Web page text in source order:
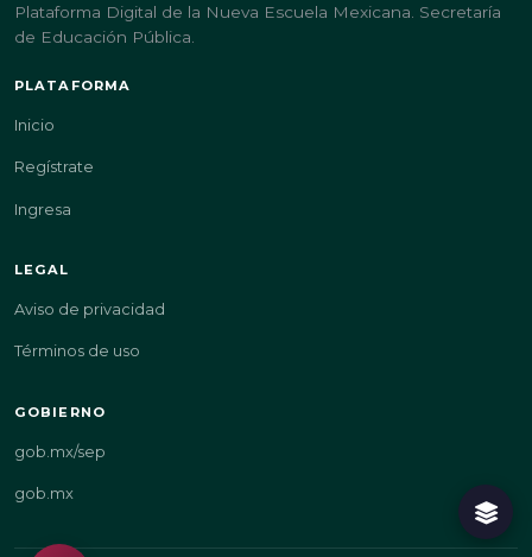
Plataforma Digital de la Nueva Escuela Mexicana. Secretaría
de Educación Pública.
PLATAFORMA
Inicio
Regístrate
Ingresa
LEGAL
Aviso de privacidad
Términos de uso
GOBIERNO
gob.mx/sep
gob.mx